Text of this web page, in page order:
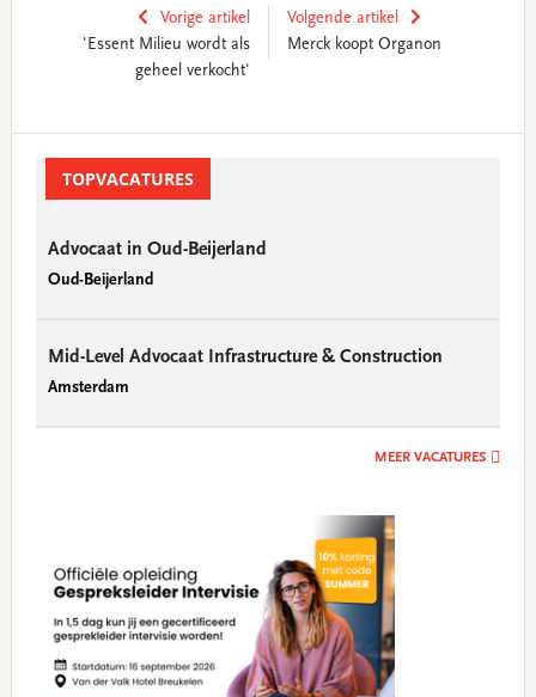
Vorige artikel
'Essent Milieu wordt als
geheel verkocht'
Volgende artikel
Merck koopt Organon
SidebarTOPVACATURES
Advocaat in Oud-Beijerland
Oud-Beijerland
Mid-Level Advocaat Infrastructure & Construction
Amsterdam
MEER VACATURES